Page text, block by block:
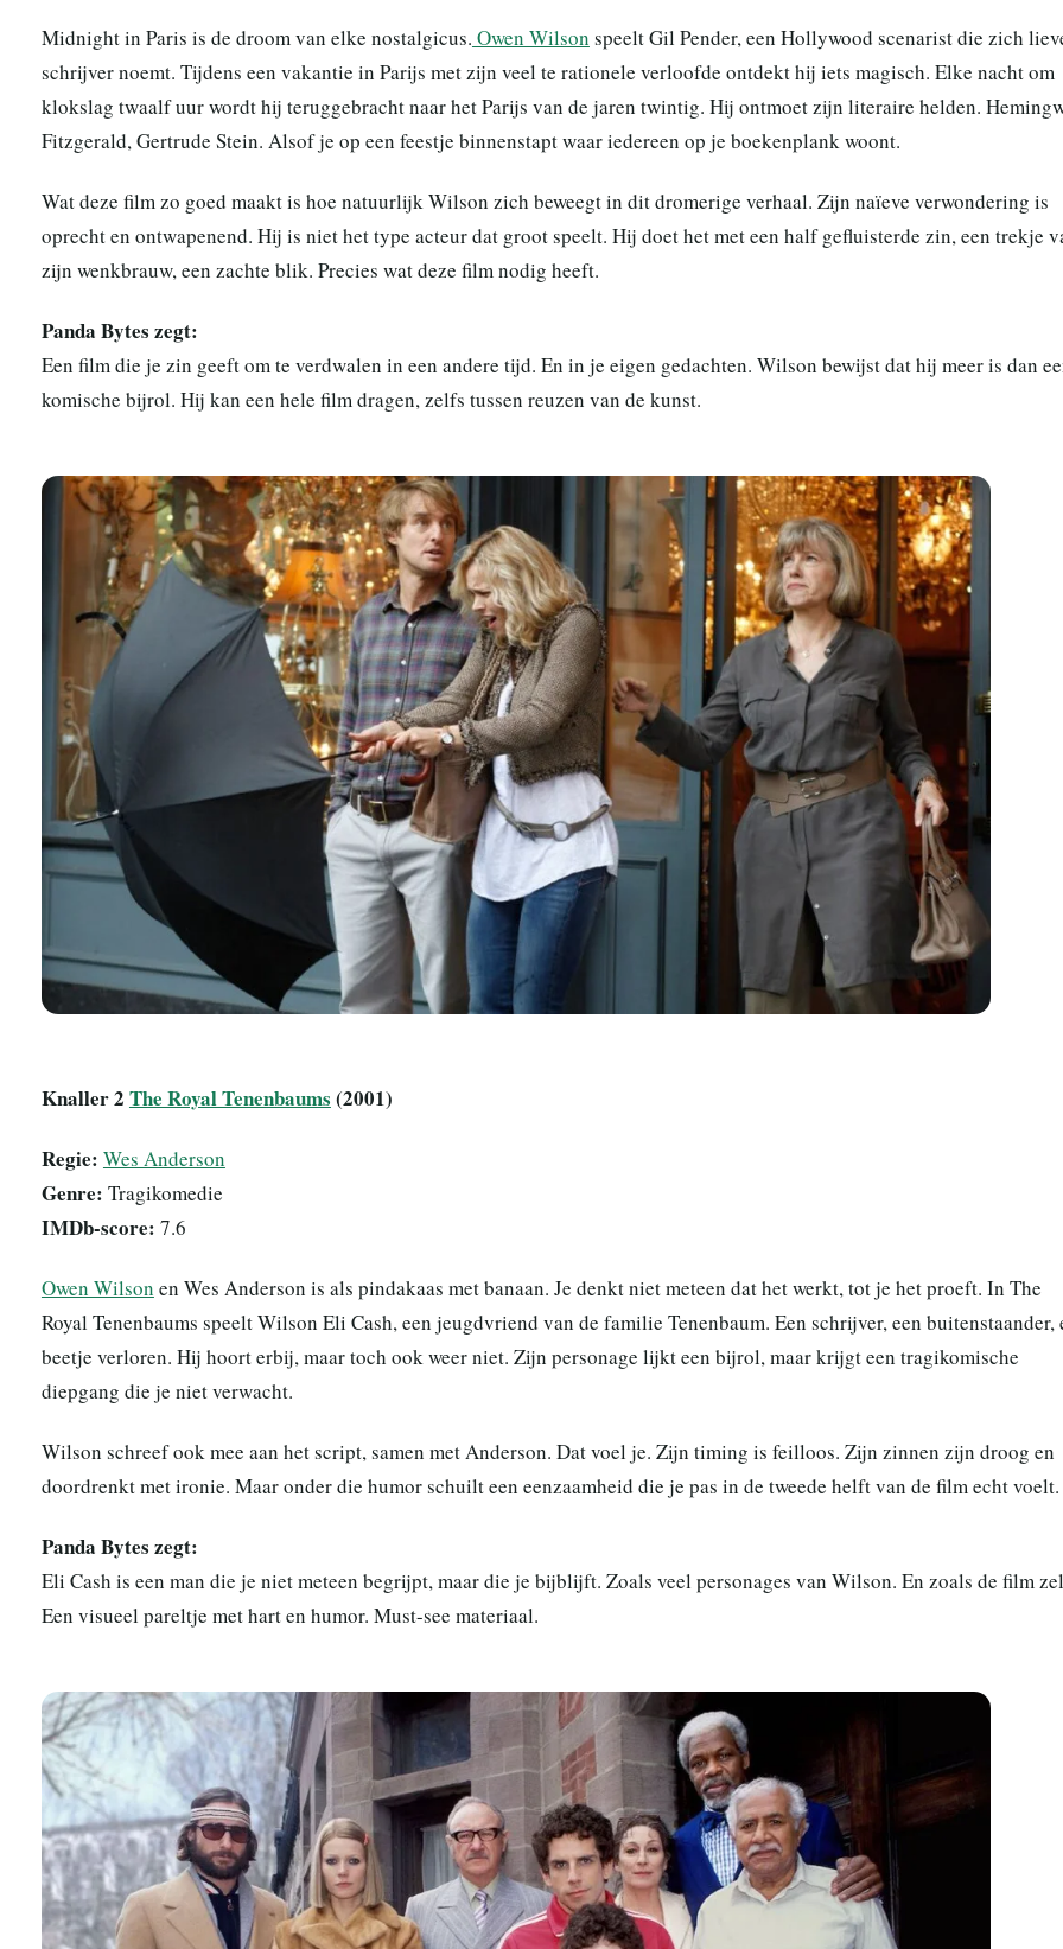
Midnight in Paris is de droom van elke nostalgicus. Owen Wilson speelt Gil Pender, een Hollywood scenarist die zich
schrijver noemt. Tijdens een vakantie in Parijs met zijn veel te rationele verloofde ontdekt hij iets magisch. Elke nacht om
klokslag twaalf uur wordt hij teruggebracht naar het Parijs van de jaren twintig. Hij ontmoet zijn literaire helden.
Fitzgerald, Gertrude Stein. Alsof je op een feestje binnenstapt waar iedereen op je boekenplank woont.
Wat deze film zo goed maakt is hoe natuurlijk Wilson zich beweegt in dit dromerige verhaal. Zijn naïeve verwondering is
oprecht en ontwapenend. Hij is niet het type acteur dat groot speelt. Hij doet het met een half gefluisterde zin, een trekje
zijn wenkbrauw, een zachte blik. Precies wat deze film nodig heeft.
Panda Bytes zegt:
Een film die je zin geeft om te verdwalen in een andere tijd. En in je eigen gedachten. Wilson bewijst dat hij meer is dan
komische bijrol. Hij kan een hele film dragen, zelfs tussen reuzen van de kunst.
Knaller 2 The Royal Tenenbaums (2001)
Regie: Wes Anderson
Genre: Tragikomedie
IMDb-score: 7.6
Owen Wilson en Wes Anderson is als pindakaas met banaan. Je denkt niet meteen dat het werkt, tot je het proeft. In The
Royal Tenenbaums speelt Wilson Eli Cash, een jeugdvriend van de familie Tenenbaum. Een schrijver, een buitenstaander,
beetje verloren. Hij hoort erbij, maar toch ook weer niet. Zijn personage lijkt een bijrol, maar krijgt een tragikomische
diepgang die je niet verwacht.
Wilson schreef ook mee aan het script, samen met Anderson. Dat voel je. Zijn timing is feilloos. Zijn zinnen zijn droog en
doordrenkt met ironie. Maar onder die humor schuilt een eenzaamheid die je pas in de tweede helft van de film echt voelt.
Panda Bytes zegt:
Eli Cash is een man die je niet meteen begrijpt, maar die je bijblijft. Zoals veel personages van Wilson. En zoals de film
Een visueel pareltje met hart en humor. Must-see materiaal.